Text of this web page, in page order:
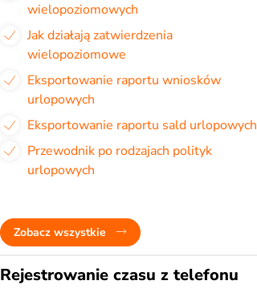
wielopoziomowych
Jak działają zatwierdzenia
wielopoziomowe
Eksportowanie raportu wniosków
urlopowych
Eksportowanie raportu sald urlopowych
Przewodnik po rodzajach polityk
urlopowych
Zobacz wszystkie
Rejestrowanie czasu z telefonu